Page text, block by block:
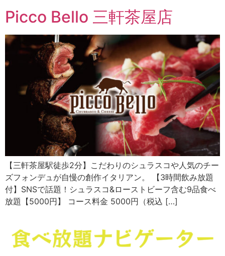
Picco Bello 三軒茶屋店
【三軒茶屋駅徒歩2分】こだわりのシュラスコや人気のチー
ズフォンデュが自慢の創作イタリアン。 【3時間飲み放題
付】SNSで話題！シュラスコ&ローストビーフ含む9品食べ
放題【5000円】 コース料金 5000円（税込 […]